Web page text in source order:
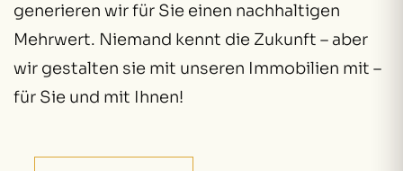
generieren wir für Sie einen nachhaltigen
Mehrwert. Niemand kennt die Zukunft – aber
wir gestalten sie mit unseren Immobilien mit –
für Sie und mit Ihnen!